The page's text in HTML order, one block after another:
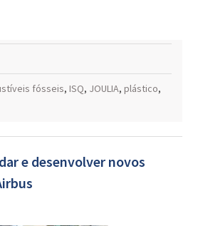
fósseis, ISQ, JOULIA, plástico,
e desenvolver novos